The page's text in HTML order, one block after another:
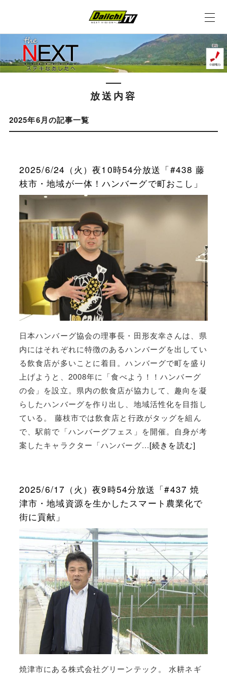
放送内容
2025年6月の記事一覧
2025/6/24（火）夜10時54分放送「#438 藤
枝市・地域が一体！ハンバーグで町おこし」
日本ハンバーグ協会の理事長・田形友幸さんは、県
内にはそれぞれに特徴のあるハンバーグを出してい
る飲食店が多いことに着目。ハンバーグで町を盛り
上げようと、2008年に「食べよう！！ハンバーグ
の会」を設立。県内の飲食店が協力して、趣向を凝
らしたハンバーグを作り出し、地域活性化を目指し
ている。 藤枝市では飲食店と行政がタッグを組ん
で、駅前で「ハンバーグフェス」を開催。自身が考
案したキャラクター「ハンバーグ...[続きを読む]
2025/6/17（火）夜9時54分放送「#437 焼
津市・地域資源を生かしたスマート農業化で
街に貢献」
焼津市にある株式会社グリーンテック。 水耕ネギ